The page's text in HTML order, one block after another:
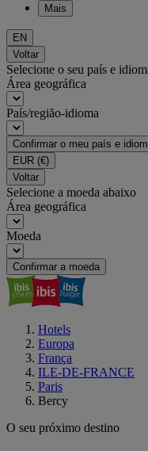
Mais
EN
Voltar
Selecione o seu país e
Área geográfica
País/região-idioma
Confirmar o meu país e
EUR (€)
Voltar
Selecione a moeda abaixo
Área geográfica
Moeda
Confirmar a moeda
Hotels
Europa
França
ILE-DE-FRANCE
Paris
Bercy
O seu próximo destino